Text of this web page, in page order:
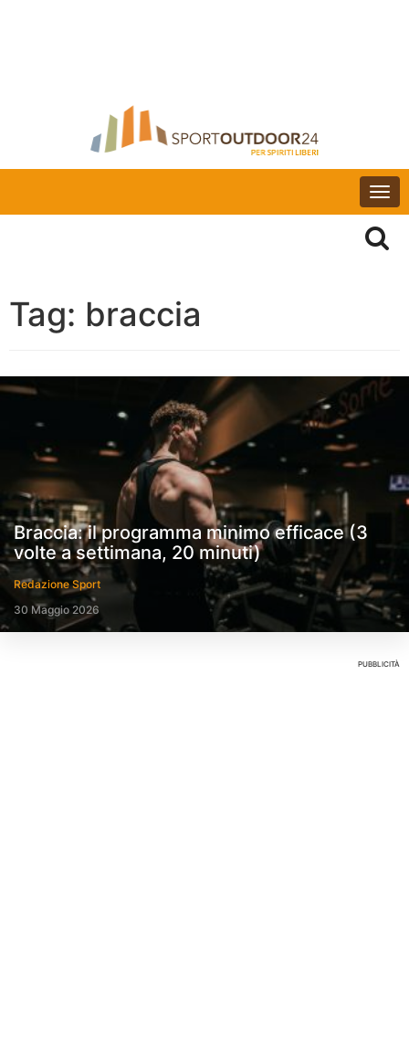
Tag: braccia
Braccia: il programma minimo efficace (3
volte a settimana, 20 minuti)
Redazione Sport
30 Maggio 2026
PUBBLICITÀ